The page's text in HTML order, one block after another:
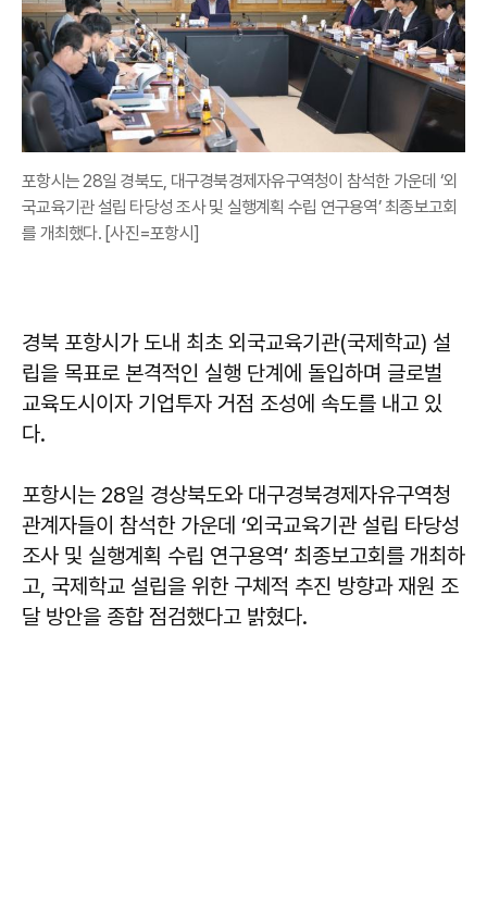
포항시는 28일 경북도, 대구경북경제자유구역청이 참석한 가운데 ‘외
국교육기관 설립 타당성 조사 및 실행계획 수립 연구용역’ 최종보고회
를 개최했다. [사진=포항시]
경북 포항시가 도내 최초 외국교육기관(국제학교) 설
립을 목표로 본격적인 실행 단계에 돌입하며 글로벌
교육도시이자 기업투자 거점 조성에 속도를 내고 있
다.
포항시는 28일 경상북도와 대구경북경제자유구역청
관계자들이 참석한 가운데 ‘외국교육기관 설립 타당성
조사 및 실행계획 수립 연구용역’ 최종보고회를 개최하
고, 국제학교 설립을 위한 구체적 추진 방향과 재원 조
달 방안을 종합 점검했다고 밝혔다.